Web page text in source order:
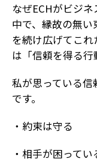
なぜECHがビジ
中で、縁故の無
を続け広げてこ
は「信頼を得る行
私が思っている
です。
・約束は守る
・相手が困って